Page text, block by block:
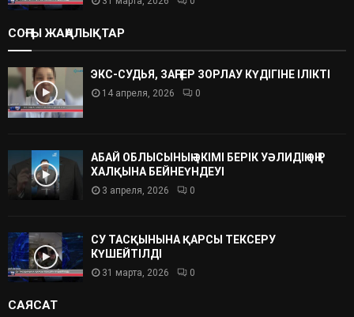
СОҢҒЫ ЖАҢАЛЫҚТАР
ЭКС-СУДЬЯ, ЗАҢГЕР ЗОРЛАУ КҮДІГІНЕ ІЛІКТІ
14 апреля, 2026 0
АБАЙ ОБЛЫСЫНЫҢ ӘКІМІ БЕРІК УӘЛИДІҢ ӨҢІР
ХАЛҚЫНА БЕЙНЕҮНДЕУІ
3 апреля, 2026 0
СУ ТАСҚЫНЫНА ҚАРСЫ ТЕКСЕРУ
КҮШЕЙТІЛДІ
31 марта, 2026 0
САЯСАТ